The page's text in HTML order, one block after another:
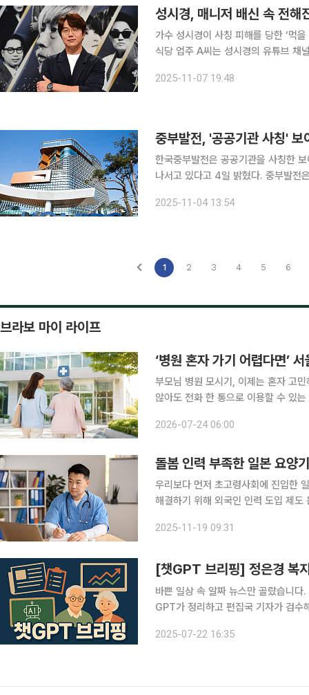
성시경, 매니저 배신 속 전
가수 성시경이 사칭 피해를 당한 ‘먹을
식당 업주 A씨는 성시경의 유튜브 채
화를 받았고, 고가의 위스키를 준비해
2025-11-07 19:48
중부발전, '공공기관 사칭' 보
한국중부발전은 공공기관을 사칭한
나서고 있다고 4일 밝혔다. 중부발전은 협력기업 및 피해자의 입장에서 대응 매뉴얼을 만들어 신속
2025-11-04 13:54
1 2 3 4 5 6
브라보 마이 라이프
‘병원 혼자 가기 어렵다면’
부모님 병원 모시기, 이제는 혼자 고민하지 마세요 지난주에는 스마트폰
않아도 전화 한 통으로 이용할 수 있
들은 직장 때문에 시간을 내기 어렵고
2026-07-24 06:00
돌봄 인력 부족한 일본 요양
우리보다 먼저 초고령사회에 진입한
해결하기 위해 외국인 인력 도입 제
있다. 지난 14일 일본 AI기업 JetB
2025-11-19 09:31
[챗GPT 브리핑] 정은경 복
바쁜 일상 속 알짜 뉴스만 골랐습니다
GPT가 정리하고 편집국 기자가 검수해 전해드립니다. ◆정은경 복
·바이오 육성을 4대 과제로 제시했다.
2025-07-22 16:35